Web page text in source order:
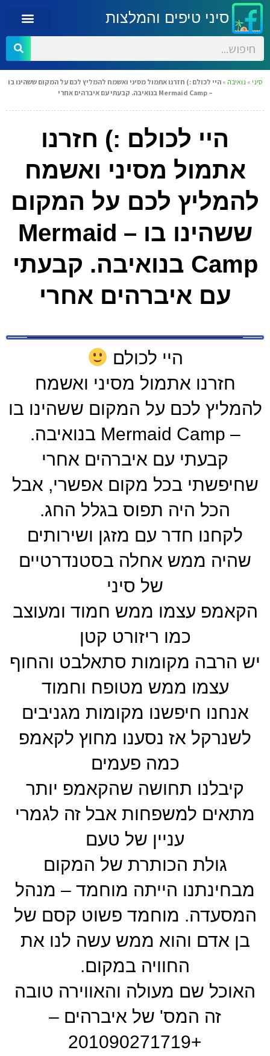
סיני טיפים והמלצות
סיני » נואיבה »היי לכולם :) חזרנו אתמול מסיני ואשמח להמליץ לכם על המקום ששהינו בו
– Mermaid Camp בנואיבה. קבעתי עם איברהים אחרי
היי לכולם :) חזרנו
אתמול מסיני ואשמח
להמליץ לכם על המקום
ששהינו בו – Mermaid
Camp בנואיבה. קבעתי
עם איברהים אחרי
היי לכולם
חזרנו אתמול מסיני ואשמח
להמליץ לכם על המקום ששהינו בו
– Mermaid Camp בנואיבה.
קבעתי עם איברהים אחרי
שחיפשתי בכל מקום אפשרי, אבל
הכל היה תפוס בגלל החג.
לקחנו חדר עם מזגן ושירותים
שהיה ממש אחלה בסטנדרטיים
של סיני
הקאמפ עצמו ממש חמוד ומעוצב
כמו ריזורט קטן
יש הרבה מקומות סתאלבט והחוף
עצמו ממש מטופח וחמוד
אנחנו חיפשנו מקומות מגניבים
לשנרקל אז נסענו מחוץ לקאמפ
כמה פעמים
קיבלנו תחושה שהקאמפ יותר
מתאים למשפחות אבל זה לגמרי
עניין של טעם
גולת הכותרת של המקום
מבחינתנו הייתה מוחמד – מנהל
המסעדה. מוחמד פשוט קסם של
בן אדם והוא ממש עשה לנו את
החוויה במקום.
האוכל שם מעולה והאווירה טובה
זה המס' של איברהים –
+201090271719